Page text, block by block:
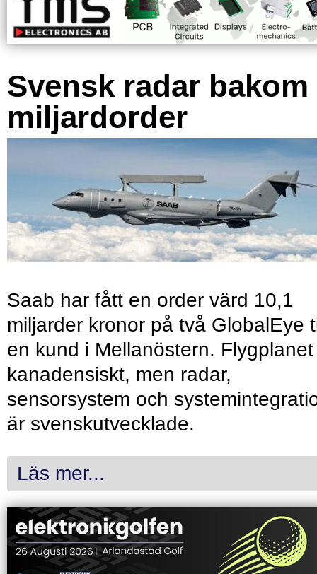
Svensk radar bakom
miljardorder
Saab har fått en order värd 10,1
miljarder kronor på två GlobalEye
en kund i Mellanöstern.
kanadensiskt, men radar,
sensorsystem och
är svenskutvecklade.
Läs mer...